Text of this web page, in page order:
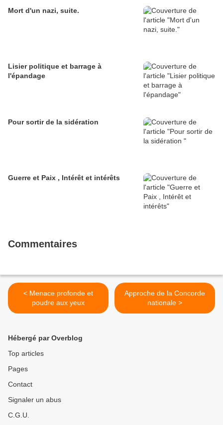
Mort d'un nazi, suite.
Lisier politique et barrage à
l'épandage
Pour sortir de la sidération
Guerre et Paix , Intérêt et intérêts
Commentaires
< Menace profonde et
poudre aux yeux
Approche de la Concorde
nationale >
Hébergé par Overblog
Top articles
Pages
Contact
Signaler un abus
C.G.U.